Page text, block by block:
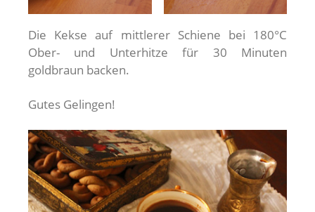
Die Kekse auf mittlerer Schiene bei 180°C
Ober- und Unterhitze für 30 Minuten
goldbraun backen.
Gutes Gelingen!